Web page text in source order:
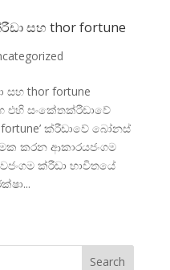
සහ thor fortune
thor fortune
සංකේතක්රීඩාවේ
fortune’ ක්රීඩාවේ බෝනස්
කරන ආකාරයජංගම
ක්රීඩා භාවිතයේ